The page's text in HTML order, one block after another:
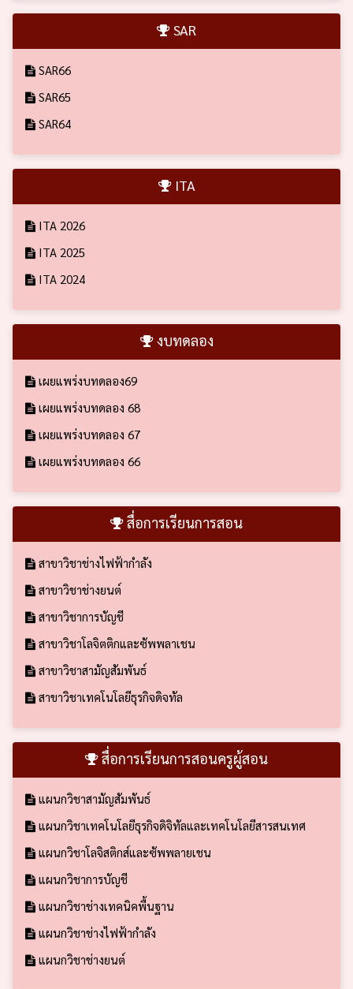
SAR
SAR66
SAR65
SAR64
ITA
ITA 2026
ITA 2025
ITA 2024
งบทดลอง
เผยแพร่งบทดลอง69
เผยแพร่งบทดลอง 68
เผยแพร่งบทดลอง 67
เผยแพร่งบทดลอง 66
สื่อการเรียนการสอน
สาขาวิชาช่างไฟฟ้ากำลัง
สาขาวิชาช่างยนต์
สาขาวิชาการบัญชี
สาขาวิชาโลจิตติกและซัพพลาเชน
สาขาวิชาสามัญสัมพันธ์
สาขาวิชาเทคโนโลยีธุรกิจดิจทัล
สื่อการเรียนการสอนครูผู้สอน
แผนกวิชาสามัญสัมพันธ์
แผนกวิชาเทคโนโลยีธุรกิจดิจิทัลและเทคโนโลยีสารสนเทศ
แผนกวิชาโลจิสติกส์และซัพพลายเชน
แผนกวิชาการบัญชี
แผนกวิชาช่างเทคนิคพื้นฐาน
แผนกวิชาช่างไฟฟ้ากำลัง
แผนกวิชาช่างยนต์